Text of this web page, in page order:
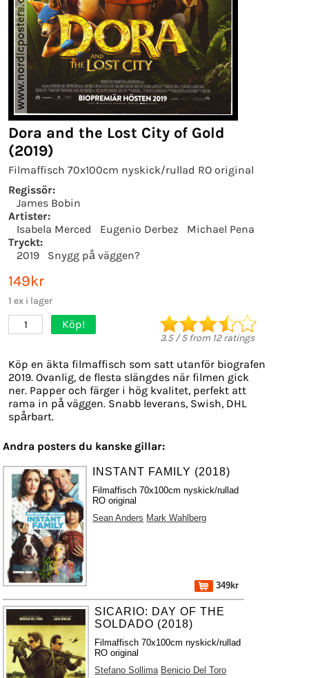
Dora and the Lost City of Gold
(2019)
Filmaffisch 70x100cm nyskick/rullad RO original
Regissör:
James Bobin
Artister:
Isabela Merced
Eugenio Derbez
Michael Pena
Tryckt:
2019
Snygg på väggen?
149kr
1 ex i lager
1 Köp!
3.5/5from 12ratings
Köp en äkta filmaffisch som satt utanför biografen
2019. Ovanlig, de flesta slängdes när filmen gick
ner. Papper och färger i hög kvalitet, perfekt att
rama in på väggen. Snabb leverans, Swish, DHL
spårbart.
Andra posters du kanske gillar:
INSTANT FAMILY (2018)
Filmaffisch 70x100cm nyskick/rullad
RO original
Sean Anders Mark Wahlberg
349kr
SICARIO: DAY OF THE
SOLDADO (2018)
Filmaffisch 70x100cm nyskick/rullad
RO original
Stefano Sollima Benicio Del Toro